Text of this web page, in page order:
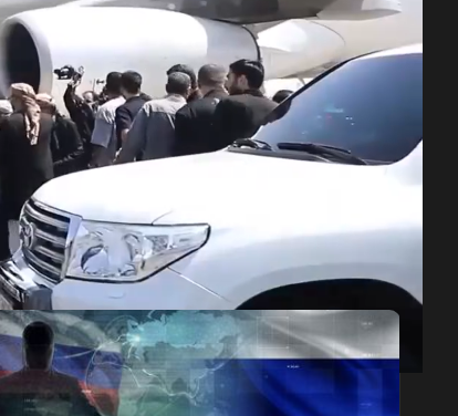
1x auto
حلقات الموسم 2026